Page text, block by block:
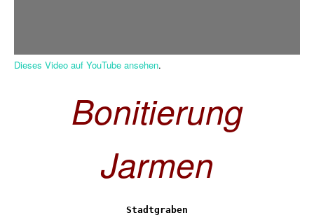
Dieses Video auf YouTube ansehen.
Bonitierung
Jarmen
Stadtgraben